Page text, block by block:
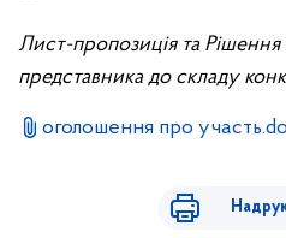
Лист-пропозиція та Рішення
представника до складу
оголошення про